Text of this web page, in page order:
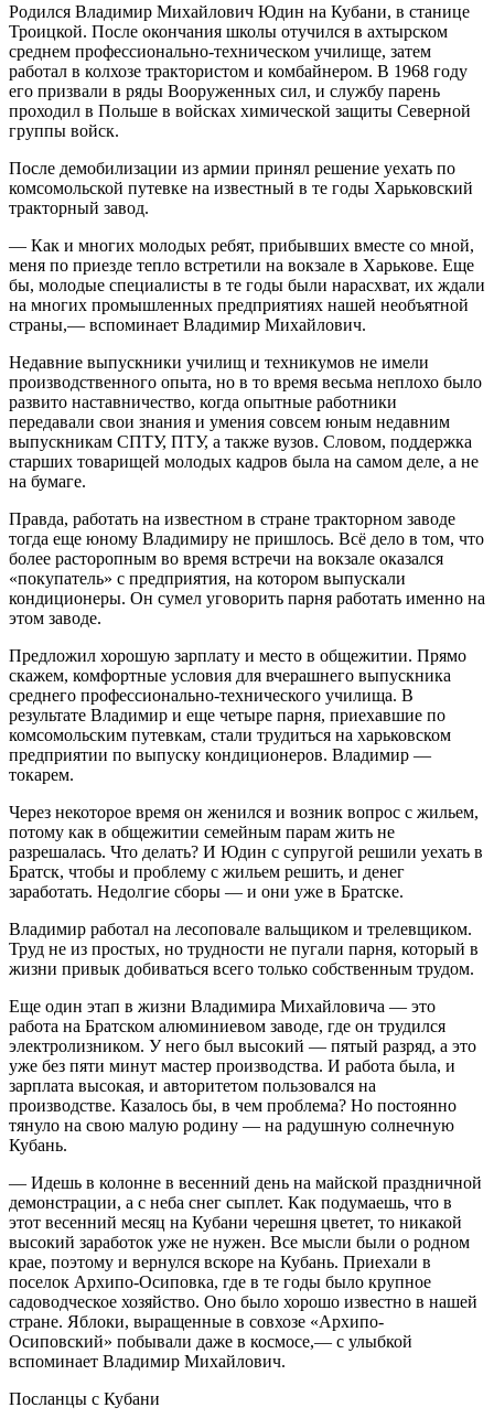
Родился Владимир Михайлович Юдин на Кубани, в станице
Троицкой. После окончания школы отучился в ахтырском
среднем профессионально-техническом училище, затем
работал в колхозе трактористом и комбайнером. В 1968 году
его призвали в ряды Вооруженных сил, и службу парень
проходил в Польше в войсках химической защиты Северной
группы войск.
После демобилизации из армии принял решение уехать по
комсомольской путевке на известный в те годы Харьковский
тракторный завод.
— Как и многих молодых ребят, прибывших вместе со мной,
меня по приезде тепло встретили на вокзале в Харькове. Еще
бы, молодые специалисты в те годы были нарасхват, их ждали
на многих промышленных предприятиях нашей необъятной
страны,— вспоминает Владимир Михайлович.
Недавние выпускники училищ и техникумов не имели
производственного опыта, но в то время весьма неплохо было
развито наставничество, когда опытные работники
передавали свои знания и умения совсем юным недавним
выпускникам СПТУ, ПТУ, а также вузов. Словом, поддержка
старших товарищей молодых кадров была на самом деле, а не
на бумаге.
Правда, работать на известном в стране тракторном заводе
тогда еще юному Владимиру не пришлось. Всё дело в том, что
более расторопным во время встречи на вокзале оказался
«покупатель» с предприятия, на котором выпускали
кондиционеры. Он сумел уговорить парня работать именно на
этом заводе.
Предложил хорошую зарплату и место в общежитии. Прямо
скажем, комфортные условия для вчерашнего выпускника
среднего профессионально-технического училища. В
результате Владимир и еще четыре парня, приехавшие по
комсомольским путевкам, стали трудиться на харьковском
предприятии по выпуску кондиционеров. Владимир —
токарем.
Через некоторое время он женился и возник вопрос с жильем,
потому как в общежитии семейным парам жить не
разрешалась. Что делать? И Юдин с супругой решили уехать в
Братск, чтобы и проблему с жильем решить, и денег
заработать. Недолгие сборы — и они уже в Братске.
Владимир работал на лесоповале вальщиком и трелевщиком.
Труд не из простых, но трудности не пугали парня, который в
жизни привык добиваться всего только собственным трудом.
Еще один этап в жизни Владимира Михайловича — это
работа на Братском алюминиевом заводе, где он трудился
электролизником. У него был высокий — пятый разряд, а это
уже без пяти минут мастер производства. И работа была, и
зарплата высокая, и авторитетом пользовался на
производстве. Казалось бы, в чем проблема? Но постоянно
тянуло на свою малую родину — на радушную солнечную
Кубань.
— Идешь в колонне в весенний день на майской праздничной
демонстрации, а с неба снег сыплет. Как подумаешь, что в
этот весенний месяц на Кубани черешня цветет, то никакой
высокий заработок уже не нужен. Все мысли были о родном
крае, поэтому и вернулся вскоре на Кубань. Приехали в
поселок Архипо-Осиповка, где в те годы было крупное
садоводческое хозяйство. Оно было хорошо известно в нашей
стране. Яблоки, выращенные в совхозе «Архипо-
Осиповский» побывали даже в космосе,— с улыбкой
вспоминает Владимир Михайлович.
Посланцы с Кубани